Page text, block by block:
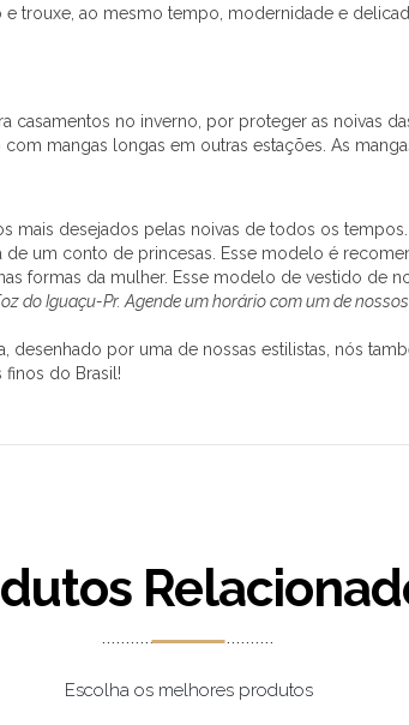
trouxe, ao mesmo tempo, modernidade e
no inverno, por proteger as noivas
mangas longas em outras estações. As
desejados pelas noivas de todos os
de um conto de princesas. Esse modelo é
formas da mulher. Esse modelo de vestido de
do Iguaçu-Pr. Agende um horário com um de
por uma de nossas estilistas, nós
finos do Brasil!
Escolha os melhores produtos